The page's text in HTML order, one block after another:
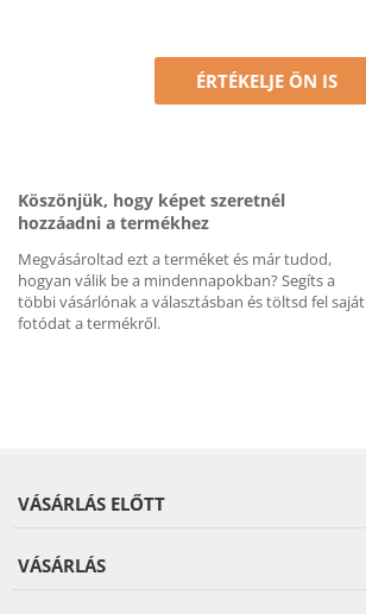
ÉRTÉKELJE ÖN IS
Köszönjük, hogy képet szeretnél
hozzáadni a termékhez
Megvásároltad ezt a terméket és már tudod,
hogyan válik be a mindennapokban? Segíts a
többi vásárlónak a választásban és töltsd fel saját
fotódat a termékről.
VÁSÁRLÁS ELŐTT
VÁSÁRLÁS